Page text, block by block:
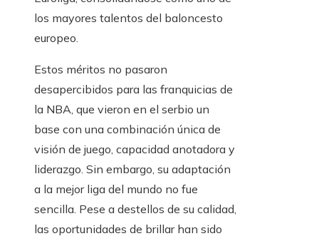
los mayores talentos del baloncesto
europeo.
Estos méritos no pasaron
desapercibidos para las franquicias de
la NBA, que vieron en el serbio un
base con una combinación única de
visión de juego, capacidad anotadora y
liderazgo. Sin embargo, su adaptación
a la mejor liga del mundo no fue
sencilla. Pese a destellos de su calidad,
las oportunidades de brillar han sido